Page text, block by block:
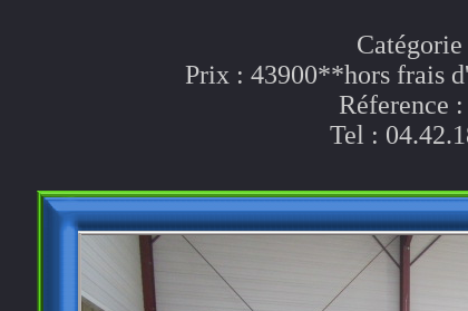
Prix : 43900**hors frais
Réference
Tel :